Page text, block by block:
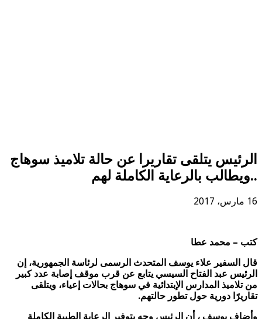
الرئيس يتلقى تقاريرا عن حالة تلاميذ سوهاج
..ويطالب بالرعاية الكاملة لهم
16 مارس، 2017
كتب – محمد عطا
قال السفير علاء يوسف المتحدث الرسمى لرئاسة الجمهورية، إن
الرئيس عبد الفتاح السيسي يتابع عن قرب موقف إصابة عدد كبير
من تلاميذ المدارس الإبتدائية في سوهاج بحالات إعياء، ويتلقى
تقاريرًا دورية حول تطور حالتهم.
وأضاف يوسف ، أن الرئيس وجه بتوفير الرعاية الطبية الكاملة